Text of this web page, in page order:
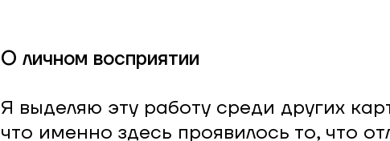
О личном восприятии
Я выделяю эту работу среди других
что именно здесь проявилось то, что